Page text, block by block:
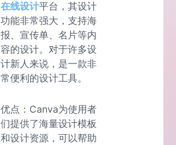
在线设计平台，其设计
功能非常强大，支持海
报、宣传单、名片等内
容的设计。对于许多设
计新人来说，是一款非
常便利的设计工具。
优点：Canva为使用者
们提供了海量设计模板
和设计资源，可以帮助